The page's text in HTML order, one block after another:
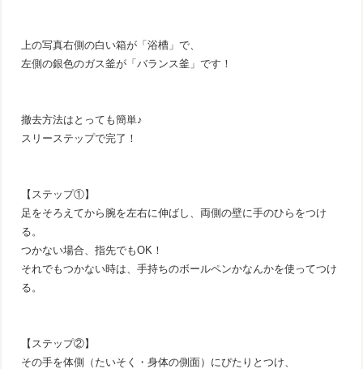
上の写真右側の白い箱が「浴槽」で、
左側の銀色のガス釜が「バランス釜」です！
撤去方法はとっても簡単♪
スリーステップで完了！
【ステップ①】
足をそろえてから腕を左右に伸ばし、両側の壁に手のひらをつけ
る。
つかない場合、指先でもOK！
それでもつかない時は、手持ちのボールペンかなんかを使ってつけ
る。
【ステップ②】
その手を体側（たいそく・身体の側面）にぴたりとつけ、